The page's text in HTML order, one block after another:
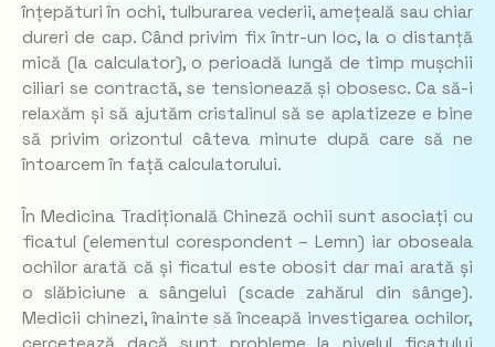
înțepături în ochi, tulburarea vederii, amețeală sau chiar
dureri de cap. Când privim fix într-un loc, la o distanță
mică (la calculator), o perioadă lungă de timp mușchii
ciliari se contractă, se tensionează și obosesc. Ca să-i
relaxăm și să ajutăm cristalinul să se aplatizeze e bine
să privim orizontul câteva minute după care să ne
întoarcem în față calculatorului.
În Medicina Tradițională Chineză ochii sunt asociați cu
ficatul (elementul corespondent – Lemn) iar oboseala
ochilor arată că și ficatul este obosit dar mai arată și
o slăbiciune a sângelui (scade zahărul din sânge).
Medicii chinezi, înainte să înceapă investigarea ochilor,